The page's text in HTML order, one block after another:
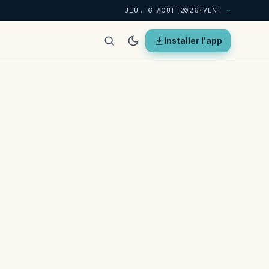
JEU. 6 AOÛT 2026 · VENT—
Installer l'app